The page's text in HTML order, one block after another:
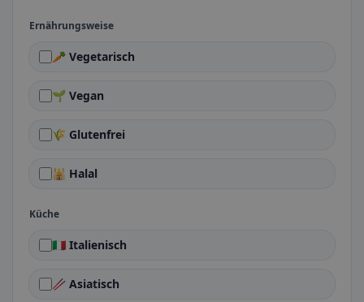
Ernährungsweise
🥕 Vegetarisch
🌱 Vegan
🌾 Glutenfrei
🕌 Halal
Küche
🇮🇹 Italienisch
🥢 Asiatisch